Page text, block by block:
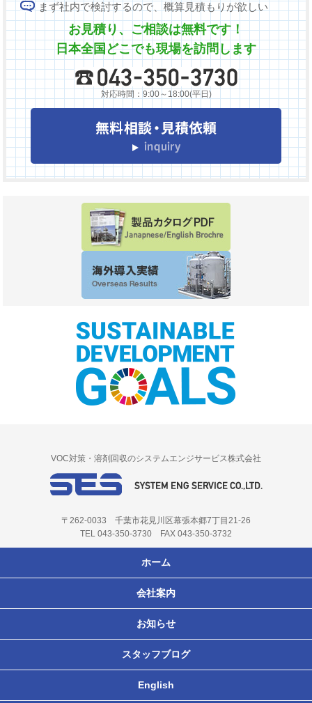
まず社内で検討するので、概算見積もりが欲しい
お見積り、ご相談は無料です！
日本全国どこでも現場を訪問します
対応時間：9:00～18:00(平日)
VOC対策・溶剤回収のシステムエンジサービス株式会社
〒262-0033 千葉市花見川区幕張本郷7丁目21-26
TEL 043-350-3730 FAX 043-350-3732
ホーム
会社案内
お知らせ
スタッフブログ
English